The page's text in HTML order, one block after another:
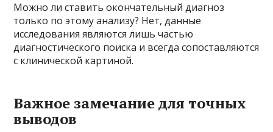
Можно ли ставить окончательный диагноз
только по этому анализу? Нет, данные
исследования являются лишь частью
диагностического поиска и всегда сопоставляются
с клинической картиной.
Важное замечание для точных
выводов